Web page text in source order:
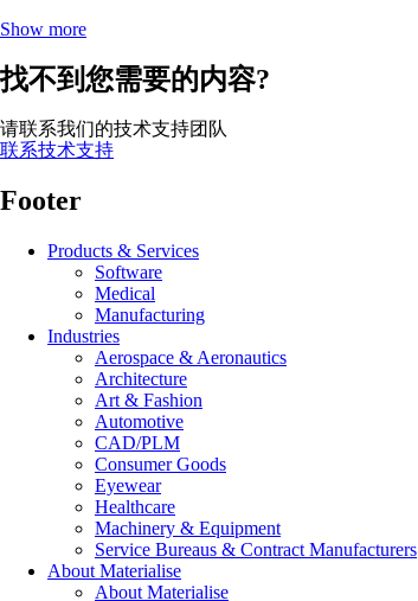
Show more
找不到您需要的内容?
请联系我们的技术支持团队
联系技术支持
Footer
Products & Services
Software
Medical
Manufacturing
Industries
Aerospace & Aeronautics
Architecture
Art & Fashion
Automotive
CAD/PLM
Consumer Goods
Eyewear
Healthcare
Machinery & Equipment
Service Bureaus & Contract Manufacturers
About Materialise
About Materialise